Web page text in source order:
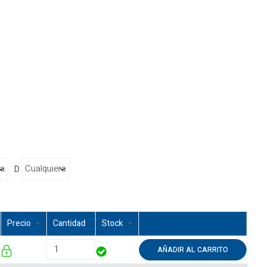
D
Precio Cantidad Stock
AÑADIR AL CARRITO